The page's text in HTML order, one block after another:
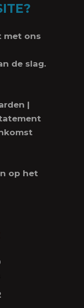
met ons
de slag.
|
op het